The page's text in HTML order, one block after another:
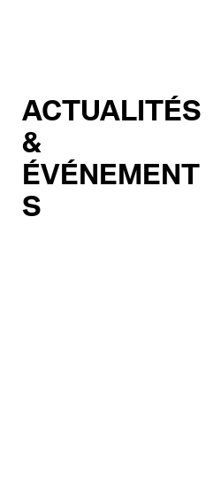
ACTUALITÉS
&
ÉVÉNEMENT
S